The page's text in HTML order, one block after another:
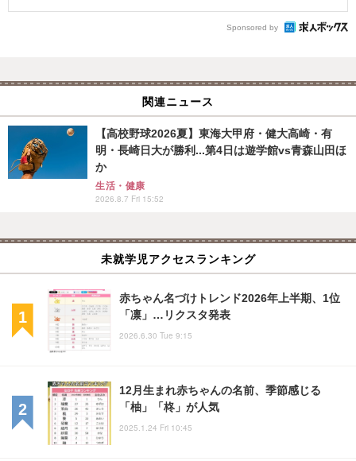
Sponsored by
関連ニュース
【高校野球2026夏】東海大甲府・健大高崎・有
明・長崎日大が勝利...第4日は遊学館vs青森山田ほ
か
生活・健康
2026.8.7 Fri 15:52
未就学児アクセスランキング
赤ちゃん名づけトレンド2026年上半期、1位
「凛」…リクスタ発表
2026.6.30 Tue 9:15
12月生まれ赤ちゃんの名前、季節感じる
「柚」「柊」が人気
2025.1.24 Fri 10:45